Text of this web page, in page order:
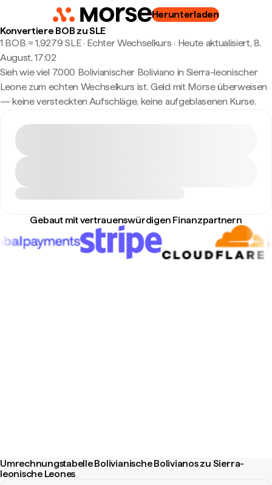
Herunterladen
Konvertiere BOB zu SLE
1 BOB ≈ 1,9279 SLE · Echter Wechselkurs · Heute aktualisiert, 8.
August, 17:02
Sieh wie viel 7.000 Bolivianischer Boliviano in Sierra-leonischer
Leone zum echten Wechselkurs ist. Geld mit Morse überweisen
— keine versteckten Aufschläge, keine aufgeblasenen Kurse.
Gebaut mit vertrauenswürdigen Finanzpartnern
Umrechnungstabelle Bolivianische Bolivianos zu Sierra-
leonische Leones